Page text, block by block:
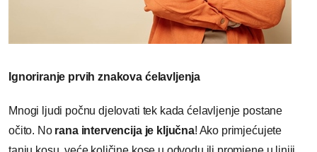
Ignoriranje prvih znakova ćelavljenja
Mnogi ljudi počnu djelovati tek kada ćelavljenje postane
očito. No rana intervencija je ključna! Ako primjećujete